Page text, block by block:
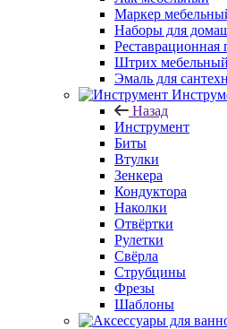
Маркер
Наборы для
Реставрационная
Штрих мебельный
Эмаль для
Назад
Инструмент
Биты
Втулки
Зенкера
Кондуктора
Наколки
Отвёртки
Рулетки
Свёрла
Струбцины
Фрезы
Шаблоны